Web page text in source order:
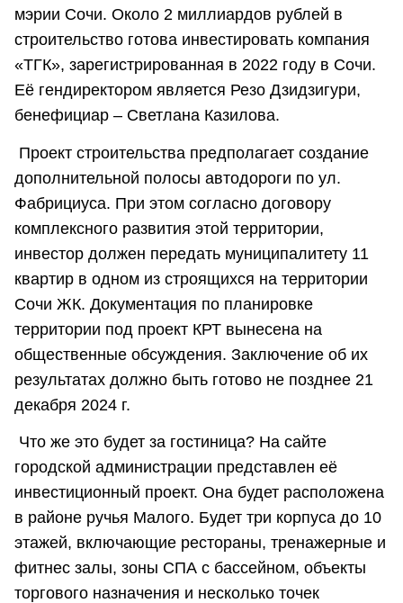
мэрии Сочи. Около 2 миллиардов рублей в
строительство готова инвестировать компания
«ТГК», зарегистрированная в 2022 году в Сочи.
Её гендиректором является Резо Дзидзигури,
бенефициар – Светлана Казилова.
Проект строительства предполагает создание
дополнительной полосы автодороги по ул.
Фабрициуса. При этом согласно договору
комплексного развития этой территории,
инвестор должен передать муниципалитету 11
квартир в одном из строящихся на территории
Сочи ЖК. Документация по планировке
территории под проект КРТ вынесена на
общественные обсуждения. Заключение об их
результатах должно быть готово не позднее 21
декабря 2024 г.
Что же это будет за гостиница? На сайте
городской администрации представлен её
инвестиционный проект. Она будет расположена
в районе ручья Малого. Будет три корпуса до 10
этажей, включающие рестораны, тренажерные и
фитнес залы, зоны СПА с бассейном, объекты
торгового назначения и несколько точек